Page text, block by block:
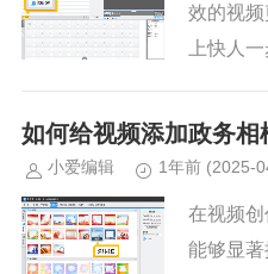
效的视
上快人
工具—爱
之选。它
如何给视频添加政务相
小爱编辑 1年前 (2025-
在视频
能够显著